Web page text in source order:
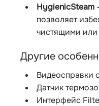
HygienicSteam
позволяет
чистящими
Другие
Видеосправки
Датчик
Интерфейс